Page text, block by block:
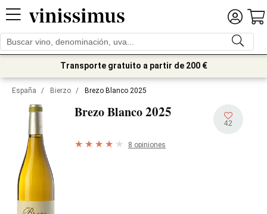
Transporte gratuito a partir de 200 €
España / Bierzo / Brezo Blanco 2025
Brezo Blanco2025
42
8 opiniones